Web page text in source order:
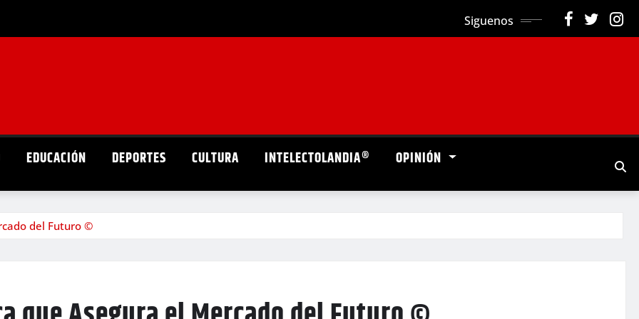
Siguenos
EDUCACIÓN DEPORTES CULTURA INTELECTOLANDIA® OPINIÓN
del Futuro ©